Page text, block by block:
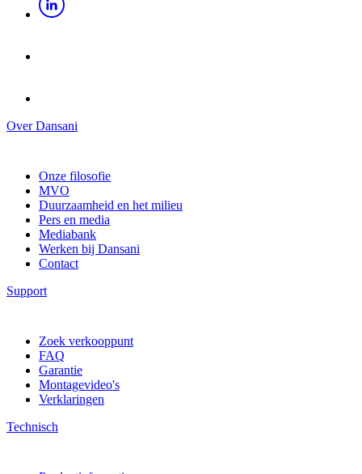
Over Dansani
Onze filosofie
MVO
Duurzaamheid en het milieu
Pers en media
Mediabank
Werken bij Dansani
Contact
Support
Zoek verkooppunt
FAQ
Garantie
Montagevideo's
Verklaringen
Technisch